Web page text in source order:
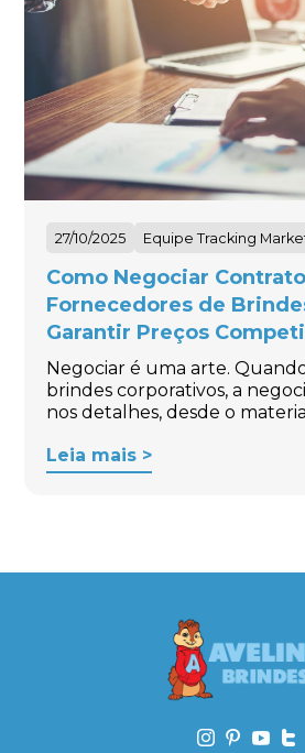
27/10/2025 Equipe Tracking
Como Negociar
Fornecedores de
Garantir Preços
Negociar é uma arte.
brindes corporativos, a
nos detalhes, desde o
Leia mais >